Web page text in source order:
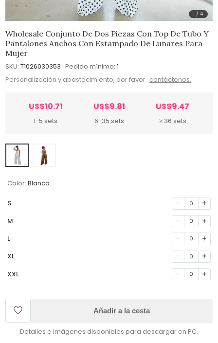
1 /4
Wholesale Conjunto De Dos Piezas Con Top De Tubo Y
Pantalones Anchos Con Estampado De Lunares Para
Mujer
SKU: T1026030353 Pedido mínimo: 1
Personalización y abastecimiento, por favor contáctenos.
US$10.71
1-5 sets
US$9.81
6-35 sets
US$9.47
≥ 36 sets
Color: Blanco
S 0
M 0
L 0
XL 0
XXL 0
Añadir a la cesta
Detalles e imágenes disponibles para descargar en PC.